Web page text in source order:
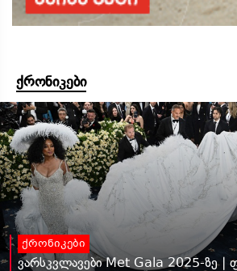
ქრონიკები
ქრონიკები
ვარსკვლავები Met Gala 2025-ზე |